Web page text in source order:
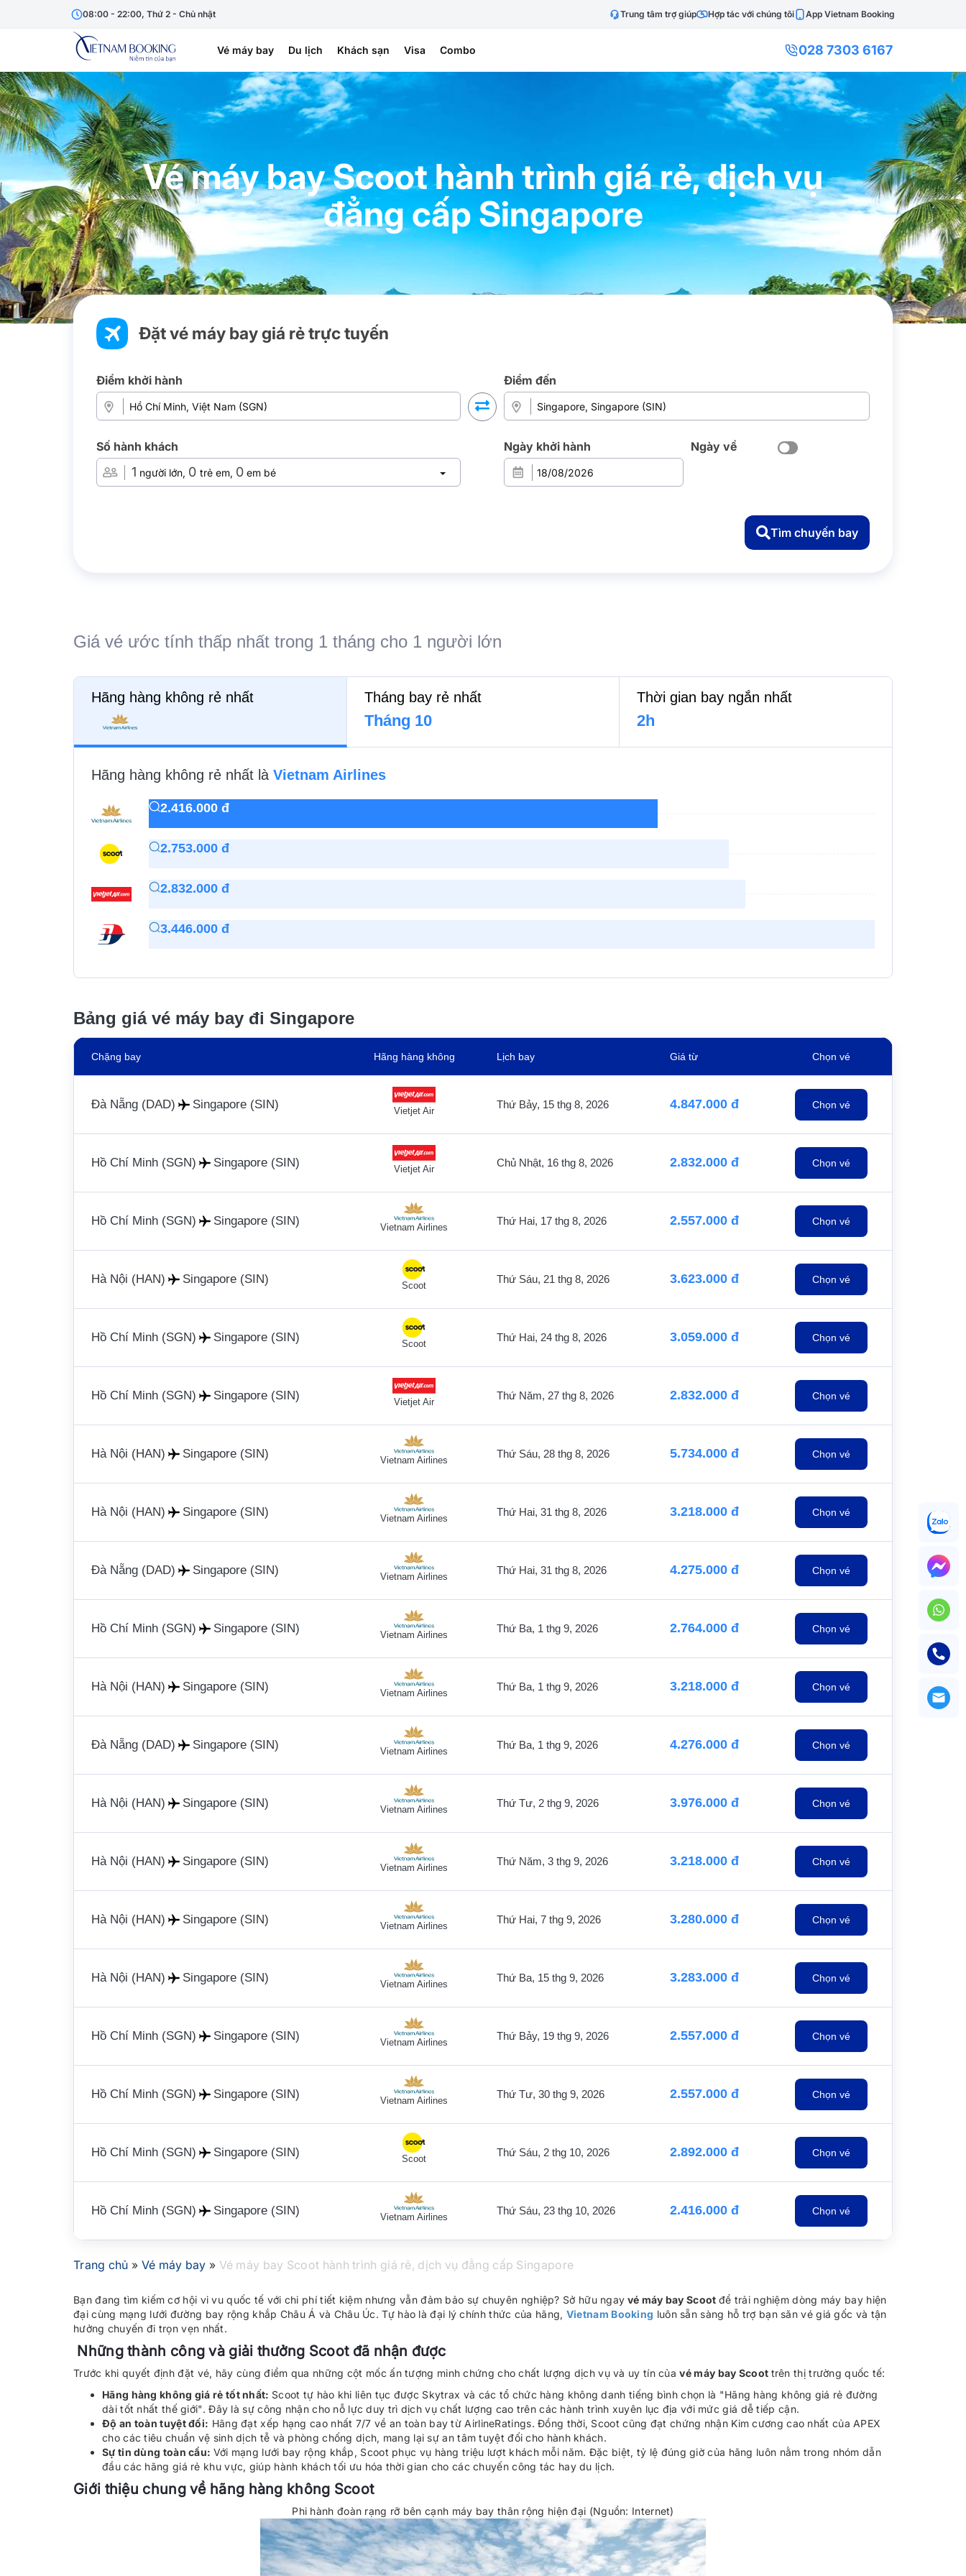
08:00 - 22:00, Thứ 2 - Chủ nhật Trung tâm trợ giúp Hợp tác với chúng tôi App Vietnam Booking
Vé máy bay Du lịch Khách sạn Visa Combo 028 7303 6167
Vé máy bay Scoot hành trình giá rẻ, dịch vụ
đẳng cấp Singapore
Đặt vé máy bay giá rẻ trực tuyến
Điểm khởi hành Điểm đến
Số hành khách
1 người lớn, 0 trẻ em, 0 em bé
Ngày khởi hành Ngày về
Tìm chuyến bay
Giá vé ước tính thấp nhất trong 1 tháng cho 1 người lớn
Hãng hàng không rẻ nhất Tháng bay rẻ nhất
Tháng 10
Thời gian bay ngắn nhất
2h
Hãng hàng không rẻ nhất là Vietnam Airlines
2.416.000 đ
2.753.000 đ
2.832.000 đ
3.446.000 đ
Bảng giá vé máy bay đi Singapore
Chặng bay Hãng hàng không Lịch bay Giá từ Chọn vé
Đà Nẵng (DAD) Singapore (SIN) Vietjet Air
Thứ Bảy, 15 thg 8, 2026 4.847.000 đ Chọn vé
Hồ Chí Minh (SGN) Singapore (SIN) Vietjet Air
Chủ Nhật, 16 thg 8, 2026 2.832.000 đ Chọn vé
Hồ Chí Minh (SGN) Singapore (SIN) Vietnam Airlines
Thứ Hai, 17 thg 8, 2026 2.557.000 đ Chọn vé
Hà Nội (HAN) Singapore (SIN) Scoot
Thứ Sáu, 21 thg 8, 2026 3.623.000 đ Chọn vé
Hồ Chí Minh (SGN) Singapore (SIN) Scoot
Thứ Hai, 24 thg 8, 2026 3.059.000 đ Chọn vé
Hồ Chí Minh (SGN) Singapore (SIN) Vietjet Air
Thứ Năm, 27 thg 8, 2026 2.832.000 đ Chọn vé
Hà Nội (HAN) Singapore (SIN) Vietnam Airlines
Thứ Sáu, 28 thg 8, 2026 5.734.000 đ Chọn vé
Hà Nội (HAN) Singapore (SIN) Vietnam Airlines
Thứ Hai, 31 thg 8, 2026 3.218.000 đ Chọn vé
Đà Nẵng (DAD) Singapore (SIN) Vietnam Airlines
Thứ Hai, 31 thg 8, 2026 4.275.000 đ Chọn vé
Hồ Chí Minh (SGN) Singapore (SIN) Vietnam Airlines
Thứ Ba, 1 thg 9, 2026 2.764.000 đ Chọn vé
Hà Nội (HAN) Singapore (SIN) Vietnam Airlines
Thứ Ba, 1 thg 9, 2026 3.218.000 đ Chọn vé
Đà Nẵng (DAD) Singapore (SIN) Vietnam Airlines
Thứ Ba, 1 thg 9, 2026 4.276.000 đ Chọn vé
Hà Nội (HAN) Singapore (SIN) Vietnam Airlines
Thứ Tư, 2 thg 9, 2026 3.976.000 đ Chọn vé
Hà Nội (HAN) Singapore (SIN) Vietnam Airlines
Thứ Năm, 3 thg 9, 2026 3.218.000 đ Chọn vé
Hà Nội (HAN) Singapore (SIN) Vietnam Airlines
Thứ Hai, 7 thg 9, 2026 3.280.000 đ Chọn vé
Hà Nội (HAN) Singapore (SIN) Vietnam Airlines
Thứ Ba, 15 thg 9, 2026 3.283.000 đ Chọn vé
Hồ Chí Minh (SGN) Singapore (SIN) Vietnam Airlines
Thứ Bảy, 19 thg 9, 2026 2.557.000 đ Chọn vé
Hồ Chí Minh (SGN) Singapore (SIN) Vietnam Airlines
Thứ Tư, 30 thg 9, 2026 2.557.000 đ Chọn vé
Hồ Chí Minh (SGN) Singapore (SIN) Scoot
Thứ Sáu, 2 thg 10, 2026 2.892.000 đ Chọn vé
Hồ Chí Minh (SGN) Singapore (SIN) Vietnam Airlines
Thứ Sáu, 23 thg 10, 2026 2.416.000 đ Chọn vé
Trang chủ » Vé máy bay » Vé máy bay Scoot hành trình giá rẻ, dịch vụ đẳng cấp Singapore
Bạn đang tìm kiếm cơ hội vi vu quốc tế với chi phí tiết kiệm nhưng vẫn đảm bảo sự chuyên nghiệp? Sở hữu ngay vé máy bay Scoot để trải nghiệm dòng máy bay hiện
đại cùng mạng lưới đường bay rộng khắp Châu Á và Châu Úc. Tự hào là đại lý chính thức của hãng, Vietnam Booking luôn sẵn sàng hỗ trợ bạn săn vé giá gốc và tận
hưởng chuyến đi trọn vẹn nhất.
Những thành công và giải thưởng Scoot đã nhận được
Trước khi quyết định đặt vé, hãy cùng điểm qua những cột mốc ấn tượng minh chứng cho chất lượng dịch vụ và uy tín củavé máy bay Scoot trên thị trường quốc tế:
Hãng hàng không giá rẻ tốt nhất: Scoot tự hào khi liên tục được Skytrax và các tổ chức hàng không danh tiếng bình chọn là "Hãng hàng không giá rẻ đường
dài tốt nhất thế giới". Đây là sự công nhận cho nỗ lực duy trì dịch vụ chất lượng cao trên các hành trình xuyên lục địa với mức giá dễ tiếp cận.
Độ an toàn tuyệt đối: Hãng đạt xếp hạng cao nhất 7/7 về an toàn bay từ AirlineRatings. Đồng thời, Scoot cũng đạt chứng nhận Kim cương cao nhất của APEX
cho các tiêu chuẩn vệ sinh dịch tễ và phòng chống dịch, mang lại sự an tâm tuyệt đối cho hành khách.
Sự tin dùng toàn cầu: Với mạng lưới bay rộng khắp, Scoot phục vụ hàng triệu lượt khách mỗi năm. Đặc biệt, tỷ lệ đúng giờ của hãng luôn nằm trong nhóm dẫn
đầu các hãng giá rẻ khu vực, giúp hành khách tối ưu hóa thời gian cho các chuyến công tác hay du lịch.
Giới thiệu chung về hãng hàng không Scoot
Phi hành đoàn rạng rỡ bên cạnh máy bay thân rộng hiện đại​ (Nguồn: Internet)